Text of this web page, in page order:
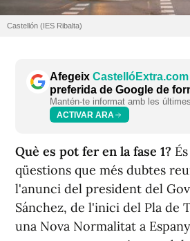
Castellón (IES Ribalta)
Afegeix CastellóExtra.com
preferida de Google de
Mantén-te informat amb les
ACTIVAR ARA
Què es pot fer en la fase 1?
qüestions que més dubtes
l'anunci del president del
Sánchez, de l'inici del Pla de
una Nova Normalitat a